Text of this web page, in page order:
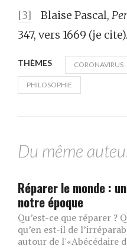
[3] Blaise Pascal,
347, vers 1669 (je cite).
THÈMES CORONAVIRUS
PHILOSOPHIE
Du même
Réparer le monde :
notre époque
Qu’est-ce que réparer ?
qu’en est-il de
autour de l'«Abécédaire